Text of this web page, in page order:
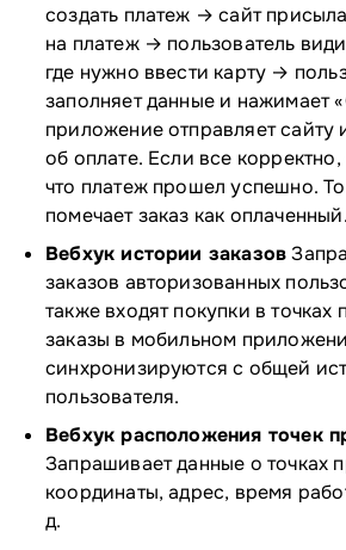
создать платеж → сайт
на платеж → пользователь
где нужно ввести карту →
заполняет данные и нажимает
приложение отправляет
об оплате. Если все корректно,
что платеж прошел успешно.
помечает заказ как оплаченный.
Вебхук истории заказов
заказов авторизованных
также входят покупки в точках
заказы в мобильном
синхронизируются с общей
пользователя.
Вебхук расположения точек
Запрашивает данные о точках
координаты, адрес, время
д.